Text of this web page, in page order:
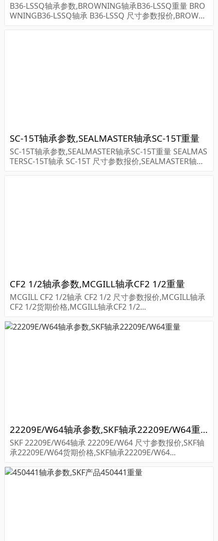
B36-LSSQ轴承参数,BROWNING轴承B36-LSSQ重量 BRO
WNINGB36-LSSQ轴承 B36-LSSQ 尺寸参数报价,BROWNI
SC-15T轴承参数,SEALMASTER轴承SC-15T重量
SC-15T轴承参数,SEALMASTER轴承SC-15T重量 SEALMAS
TERSC-15T轴承 SC-15T 尺寸参数报价,SEALMASTER轴承
CF2 1/2轴承参数,MCGILL轴承CF2 1/2重量
MCGILL CF2 1/2轴承 CF2 1/2 尺寸参数报价,MCGILL轴承
CF2 1/2货期价格,MCGILL轴承CF2 1/2...
22209E/W64轴承参数,SKF轴承22209E/W64重量
SKF 22209E/W64轴承 22209E/W64 尺寸参数报价,SKF轴
承22209E/W64货期价格,SKF轴承22209E/W64...